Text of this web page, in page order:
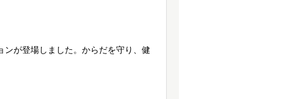
が登場しました。からだを守り、健